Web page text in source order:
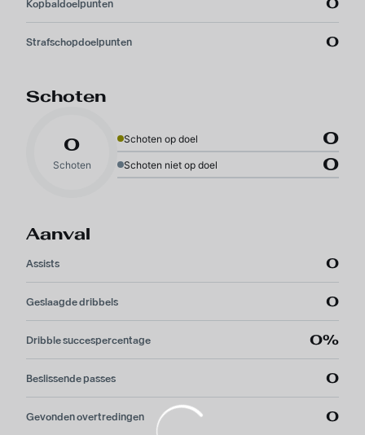
Kopbaldoelpunten 0
Strafschopdoelpunten 0
Schoten
0
Schoten
Schoten op doel 0
Schoten niet op doel 0
Aanval
Assists 0
Geslaagde dribbels 0
Dribble succespercentage 0%
Beslissende passes 0
Gevonden overtredingen 0